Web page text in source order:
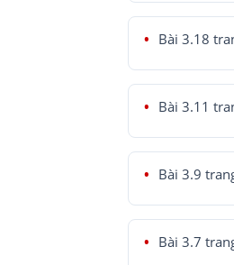
Bài 3.18
Bài 3.11
Bài 3.9
Bài 3.7